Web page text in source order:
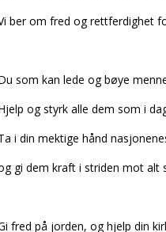
ber om fred og rettferdighet
som kan lede og bøye
og styrk alle dem som i
i din mektige hånd
gi dem kraft i striden mot alt
fred på jorden, og hjelp din